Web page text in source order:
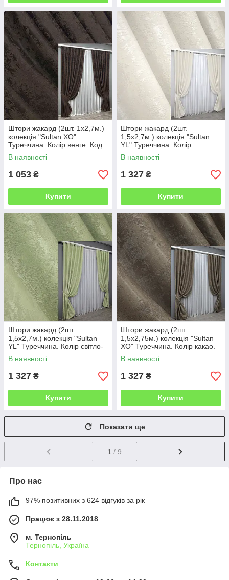
Штори жакард (2шт. 1х2,7м.)
колекція "Sultan XO"
Туреччина. Колір венге. Код
1122ш 31-519
В наявності
1 053 ₴
Купити
Штори жакард (2шт.
1,5х2,7м.) колекція "Sultan
YL" Туреччина. Колір
молочний. Код 1294ш 33-
0142
В наявності
1 327 ₴
Купити
Штори жакард (2шт.
1,5х2,7м.) колекція "Sultan
YL" Туреччина. Колір світло-
оливковий. Код 1367ш 33-
0228
В наявності
1 327 ₴
Купити
Штори жакард (2шт.
1,5х2,75м.) колекція "Sultan
XO" Туреччина. Колір какао.
Код 1486ш 33-0390
В наявності
1 327 ₴
Купити
Показати ще
1 / 9
Про нас
97% позитивних з 624 відгуків за рік
Працює з 28.11.2018
м. Тернопіль
Тернопіль, Україна
Контакти